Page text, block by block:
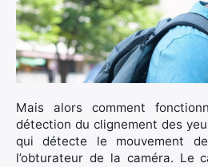
Mais alors comment
détection du clignement des
qui détecte le mouvement
l’obturateur de la caméra. Le